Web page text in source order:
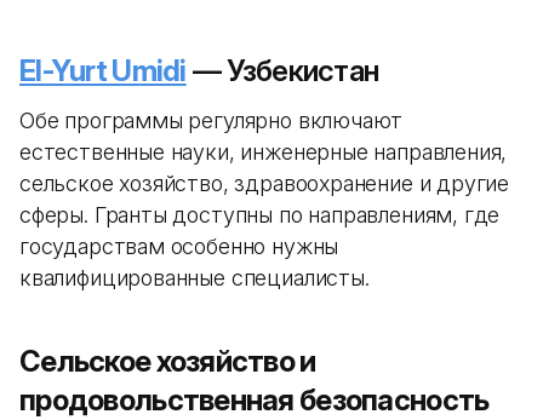
El-Yurt Umidi — Узбекистан
Обе программы регулярно включают
естественные науки, инженерные направления,
сельское хозяйство, здравоохранение и другие
сферы. Гранты доступны по направлениям, где
государствам особенно нужны
квалифицированные специалисты.
Сельское хозяйство и
продовольственная безопасность